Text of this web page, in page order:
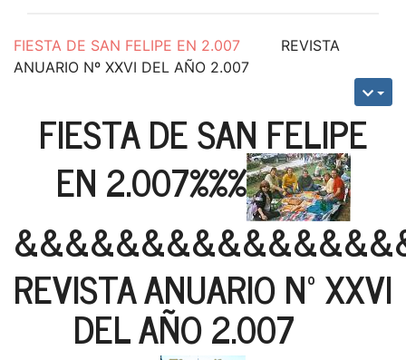
FIESTA DE SAN FELIPE EN 2.007 REVISTA
ANUARIO Nº XXVI DEL AÑO 2.007
FIESTA DE SAN FELIPE
EN 2.007%%%
REVISTA ANUARIO Nº XXVI
DEL AÑO 2.007